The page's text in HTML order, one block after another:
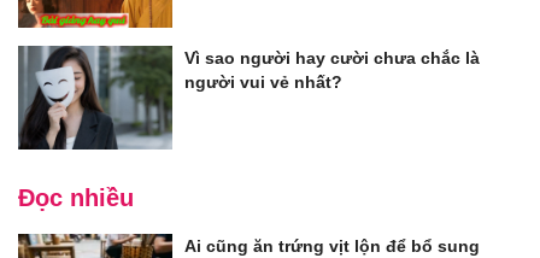
Vì sao người hay cười chưa chắc là
người vui vẻ nhất?
Đọc nhiều
Ai cũng ăn trứng vịt lộn để bổ sung